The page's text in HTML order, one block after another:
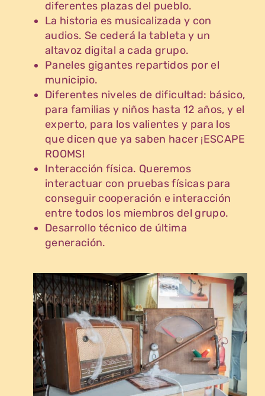
diferentes plazas del pueblo.
La historia es musicalizada y con
audios. Se cederá la tableta y un
altavoz digital a cada grupo.
Paneles gigantes repartidos por el
municipio.
Diferentes niveles de dificultad: básico,
para familias y niños hasta 12 años, y el
experto, para los valientes y para los
que dicen que ya saben hacer ¡ESCAPE
ROOMS!
Interacción física. Queremos
interactuar con pruebas físicas para
conseguir cooperación e interacción
entre todos los miembros del grupo.
Desarrollo técnico de última
generación.